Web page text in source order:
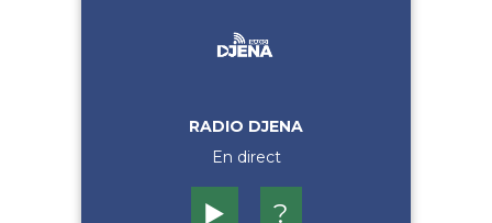
RADIO DJENA
En direct
▶️ ?